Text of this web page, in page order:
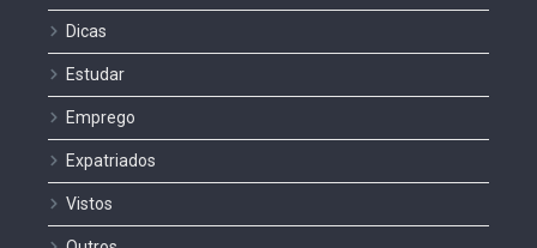
Dicas
Estudar
Emprego
Expatriados
Vistos